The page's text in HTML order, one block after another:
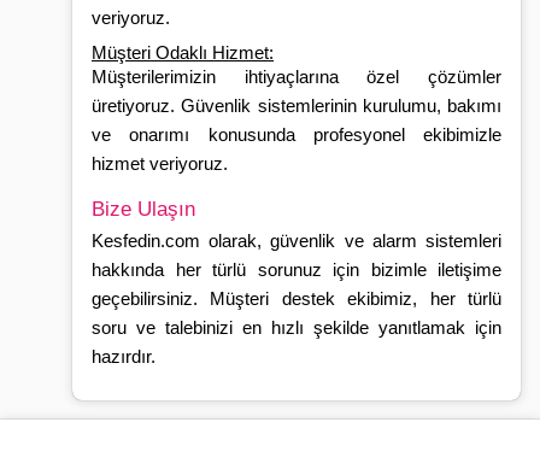
veriyoruz.
Müşteri Odaklı Hizmet:
Müşterilerimizin ihtiyaçlarına özel çözümler
üretiyoruz. Güvenlik sistemlerinin kurulumu, bakımı
ve onarımı konusunda profesyonel ekibimizle
hizmet veriyoruz.
Bize Ulaşın
Kesfedin.com olarak, güvenlik ve alarm sistemleri
hakkında her türlü sorunuz için bizimle iletişime
geçebilirsiniz. Müşteri destek ekibimiz, her türlü
soru ve talebinizi en hızlı şekilde yanıtlamak için
hazırdır.